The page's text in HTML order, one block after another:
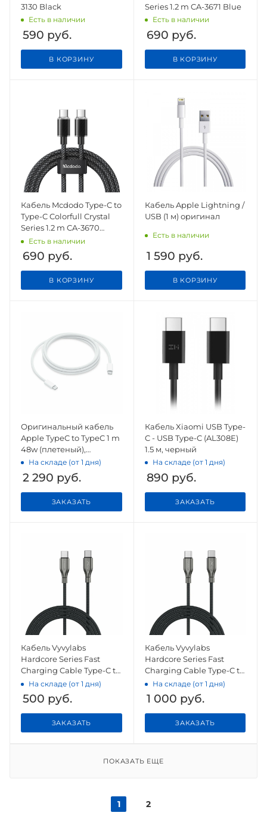
3130 Black
Есть в наличии
590 руб.
В КОРЗИНУ
Series 1.2 m CA-3671 Blue
Есть в наличии
690 руб.
В КОРЗИНУ
Кабель Mcdodo Type-C to
Type-C Colorfull Crystal
Series 1.2 m CA-3670
Black
Есть в наличии
690 руб.
В КОРЗИНУ
Кабель Apple Lightning /
USB (1 м) оригинал
Есть в наличии
1 590 руб.
В КОРЗИНУ
Оригинальный кабель
Apple TypeC to TypeC 1 m
48w (плетеный),
оригинал
На складе (от 1 дня)
2 290 руб.
ЗАКАЗАТЬ
Кабель Xiaomi USB Type-
C - USB Type-C (AL308E)
1.5 м, черный
На складе (от 1 дня)
890 руб.
ЗАКАЗАТЬ
Кабель Vyvylabs
Hardcore Series Fast
Charging Cable Type-C to
Type-C 60W Dark Gray
На складе (от 1 дня)
500 руб.
ЗАКАЗАТЬ
Кабель Vyvylabs
Hardcore Series Fast
Charging Cable Type-C to
Type-C 240W 2M Dark
Gray
На складе (от 1 дня)
1 000 руб.
ЗАКАЗАТЬ
ПОКАЗАТЬ ЕЩЕ
1 2